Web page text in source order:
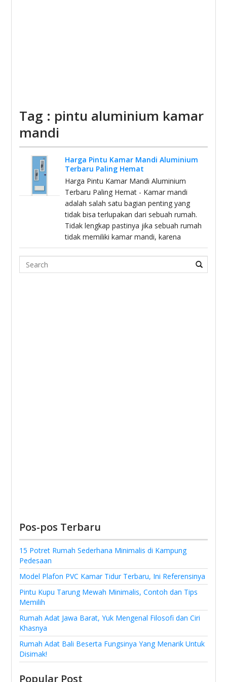
Tag : pintu aluminium kamar
mandi
Harga Pintu Kamar Mandi Aluminium
Terbaru Paling Hemat
Harga Pintu Kamar Mandi Aluminium
Terbaru Paling Hemat - Kamar mandi
adalah salah satu bagian penting yang
tidak bisa terlupakan dari sebuah rumah.
Tidak lengkap pastinya jika sebuah rumah
tidak memiliki kamar mandi, karena
Search
Pos-pos Terbaru
15 Potret Rumah Sederhana Minimalis di Kampung
Pedesaan
Model Plafon PVC Kamar Tidur Terbaru, Ini Referensinya
Pintu Kupu Tarung Mewah Minimalis, Contoh dan Tips
Memilih
Rumah Adat Jawa Barat, Yuk Mengenal Filosofi dan Ciri
Khasnya
Rumah Adat Bali Beserta Fungsinya Yang Menarik Untuk
Disimak!
Popular Post